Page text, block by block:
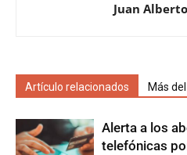
Juan
Artículo relacionados Más
Alerta a los
telefónicas